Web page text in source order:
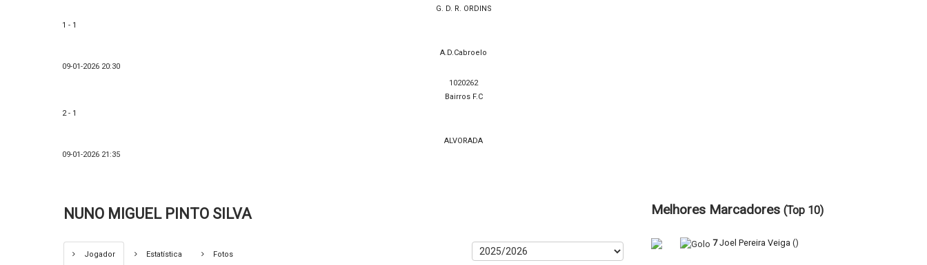
G. D. R. ORDINS
1 - 1
A.D.Cabroelo
09-01-2026 20:30
1020262
Bairros F.C
2 - 1
ALVORADA
09-01-2026 21:35
NUNO MIGUEL PINTO SILVA
Jogador Estatística Fotos
Melhores Marcadores (Top 10)
7 Joel Pereira Veiga ()